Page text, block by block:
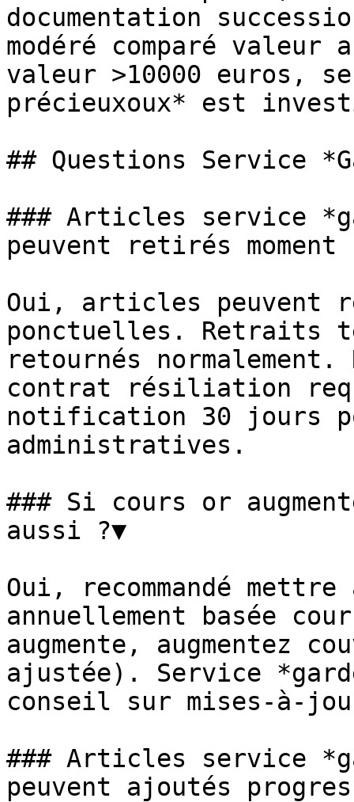
documentation
modéré comparé
valeur >10000 euros,
précieuxoux* est
## Questions Service
### Articles service
peuvent retirés moment
Oui, articles peuvent
ponctuelles. Retraits
retournés
contrat résiliation
notification 30 jours
administratives.
### Si cours or
aussi ?▼
Oui, recommandé
annuellement basée
augmente, augmentez
ajustée). Service
conseil sur mises-à-
### Articles service
peuvent ajoutés